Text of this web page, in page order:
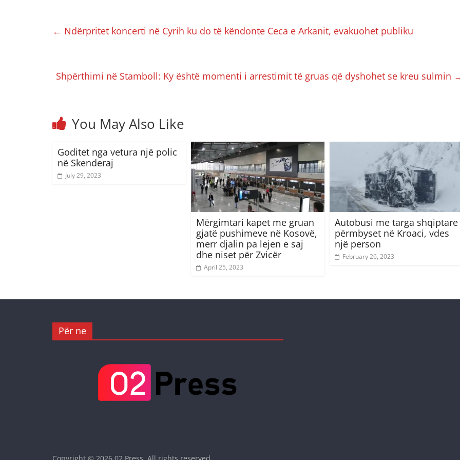
← Ndërpritet koncerti në Cyrih ku do të këndonte Ceca e Arkanit, evakuohet publiku
Shpërthimi në Stamboll: Ky është momenti i arrestimit të gruas që dyshohet se kreu sulmin
You May Also Like
Goditet nga vetura një polic
në Skenderaj
July 29, 2023
Mërgimtari kapet me gruan
gjatë pushimeve në Kosovë,
merr djalin pa lejen e saj
dhe niset për Zvicër
April 25, 2023
Autobusi me targa shqiptare
përmbyset në Kroaci, vdes
një person
February 26, 2023
Për ne
Copyright © 2026 02 Press . All rights reserved.